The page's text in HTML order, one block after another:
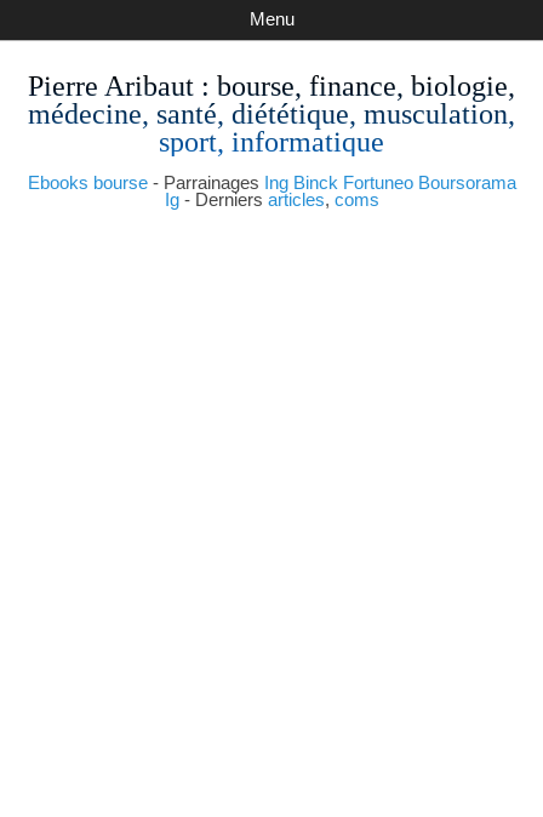
Pierre Aribaut : bourse, finance, biologie,
médecine, santé, diététique, musculation,
sport, informatique
Ebooks bourse- Parrainages Ing Binck Fortuneo Boursorama
Ig- Derniers articles, coms
Menu